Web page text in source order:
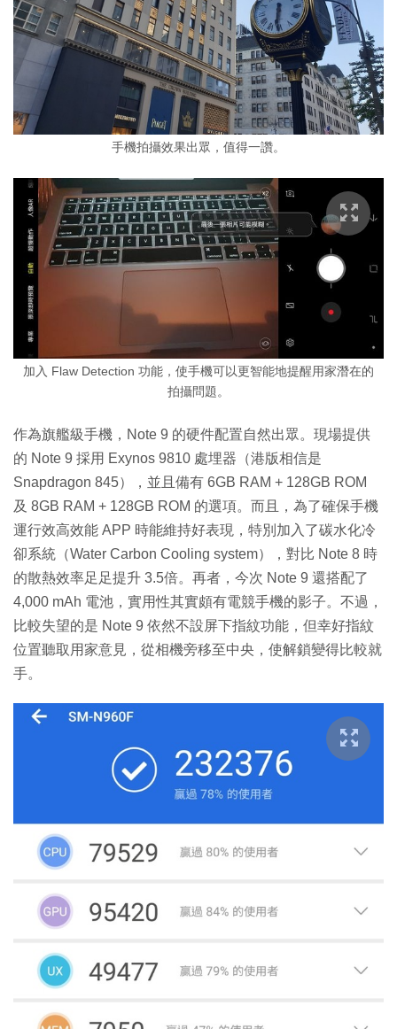
手機拍攝效果出眾，值得一讚。
加入 Flaw Detection 功能，使手機可以更智能地提醒用家潛在的
拍攝問題。
作為旗艦級手機，Note 9 的硬件配置自然出眾。現場提供
的 Note 9 採用 Exynos 9810 處埋器（港版相信是
Snapdragon 845），並且備有 6GB RAM + 128GB ROM
及 8GB RAM + 128GB ROM 的選項。而且，為了確保手機
運行效高效能 APP 時能維持好表現，特別加入了碳水化冷
卻系統（Water Carbon Cooling system），對比 Note 8 時
的散熱效率足足提升 3.5倍。再者，今次 Note 9 還搭配了
4,000 mAh 電池，實用性其實頗有電競手機的影子。不過，
比較失望的是 Note 9 依然不設屏下指紋功能，但幸好指紋
位置聽取用家意見，從相機旁移至中央，使解鎖變得比較就
手。